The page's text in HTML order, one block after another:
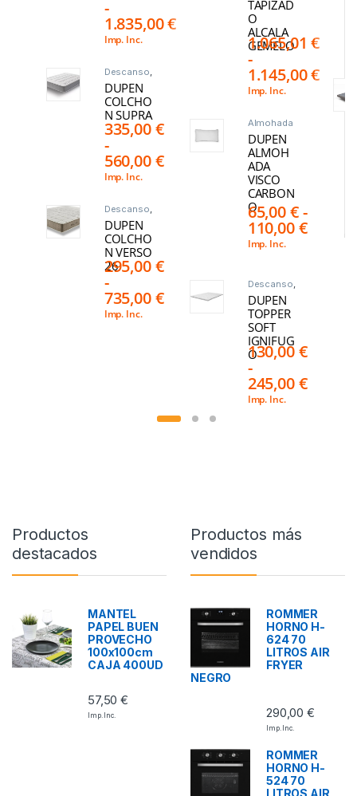
-
1.835,00€
Imp. Inc.
Descanso,
Ensacado
s
DUPEN
COLCHO
N SUPRA
335,00€
-
560,00€
Imp. Inc.
Descanso,
Ensacado
s
DUPEN
COLCHO
N VERSO
26
295,00€
-
735,00€
Imp. Inc.
TAPIZAD
O
ALCALA
GEMELO
1.065,01€
-
1.145,00€
Imp. Inc.
Almohada
Descanso
DUPEN
ALMOH
ADA
VISCO
CARBON
O
65,00€-
110,00€
Imp. Inc.
Descanso,
DUPEN
TOPPER
SOFT
IGNIFUG
O
130,00€
-
245,00€
Imp. Inc.
Productos
destacados
MANTEL
PAPEL BUEN
PROVECHO
100x100cm
CAJA 400UD
57,50€
Imp. Inc.
Productos más
vendidos
ROMMER
HORNO H-
624 70
LITROS AIR
FRYER
NEGRO
290,00€
Imp. Inc.
ROMMER
HORNO H-
524 70